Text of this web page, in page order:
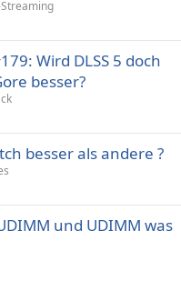
Wird DLSS 5 doch
besser?
besser als andere ?
und UDIMM was